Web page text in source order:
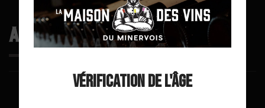
Vérification de l'âge
Accueil
Filtrer Prix, croissant